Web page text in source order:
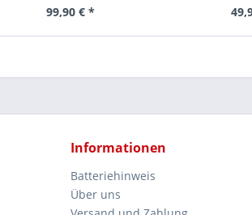
99,90 € *
Informationen
Batteriehinweis
Über uns